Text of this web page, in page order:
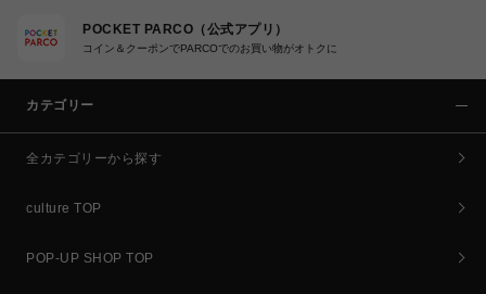
POCKET PARCO（公式アプリ）
コイン＆クーポンでPARCOでのお買い物がオトクに
カテゴリー
全カテゴリーから探す
culture TOP
POP-UP SHOP TOP